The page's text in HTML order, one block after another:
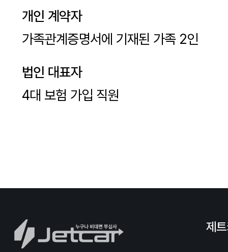
개인 계약자
가족관계증명서에 기재된 가족 2인
법인 대표자
4대 보험 가입 직원
제